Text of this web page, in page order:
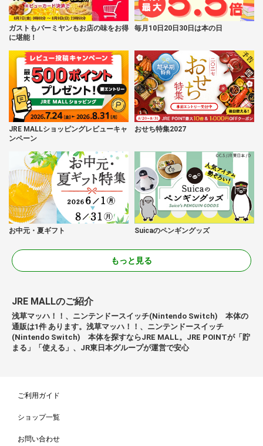
ガストもバーミヤンもお店の味をお得
に堪能！
毎月10日20日30日は本の日
JRE MALLショッピングレビューキャ
ンペーン
おせち特集2027
お中元・夏ギフト Suicaのペンギングッズ
もっと見る
JRE MALLのご紹介
浅草マッハ！！、ニンテンドースイッチ(Nintendo Switch) 本体の
通販は1件 あります。浅草マッハ！！、ニンテンドースイッチ
(Nintendo Switch) 本体を探すならJRE MALL。JRE POINTが「貯
まる」「使える」、JR東日本グループが運営で安心
ご利用ガイド
ショップ一覧
お問い合わせ